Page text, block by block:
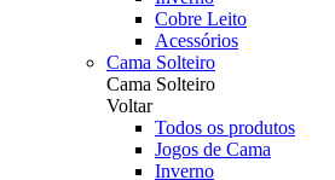
Cobre Leito
Acessórios
Cama Solteiro
Cama Solteiro
Voltar
Todos os produtos
Jogos de Cama
Inverno